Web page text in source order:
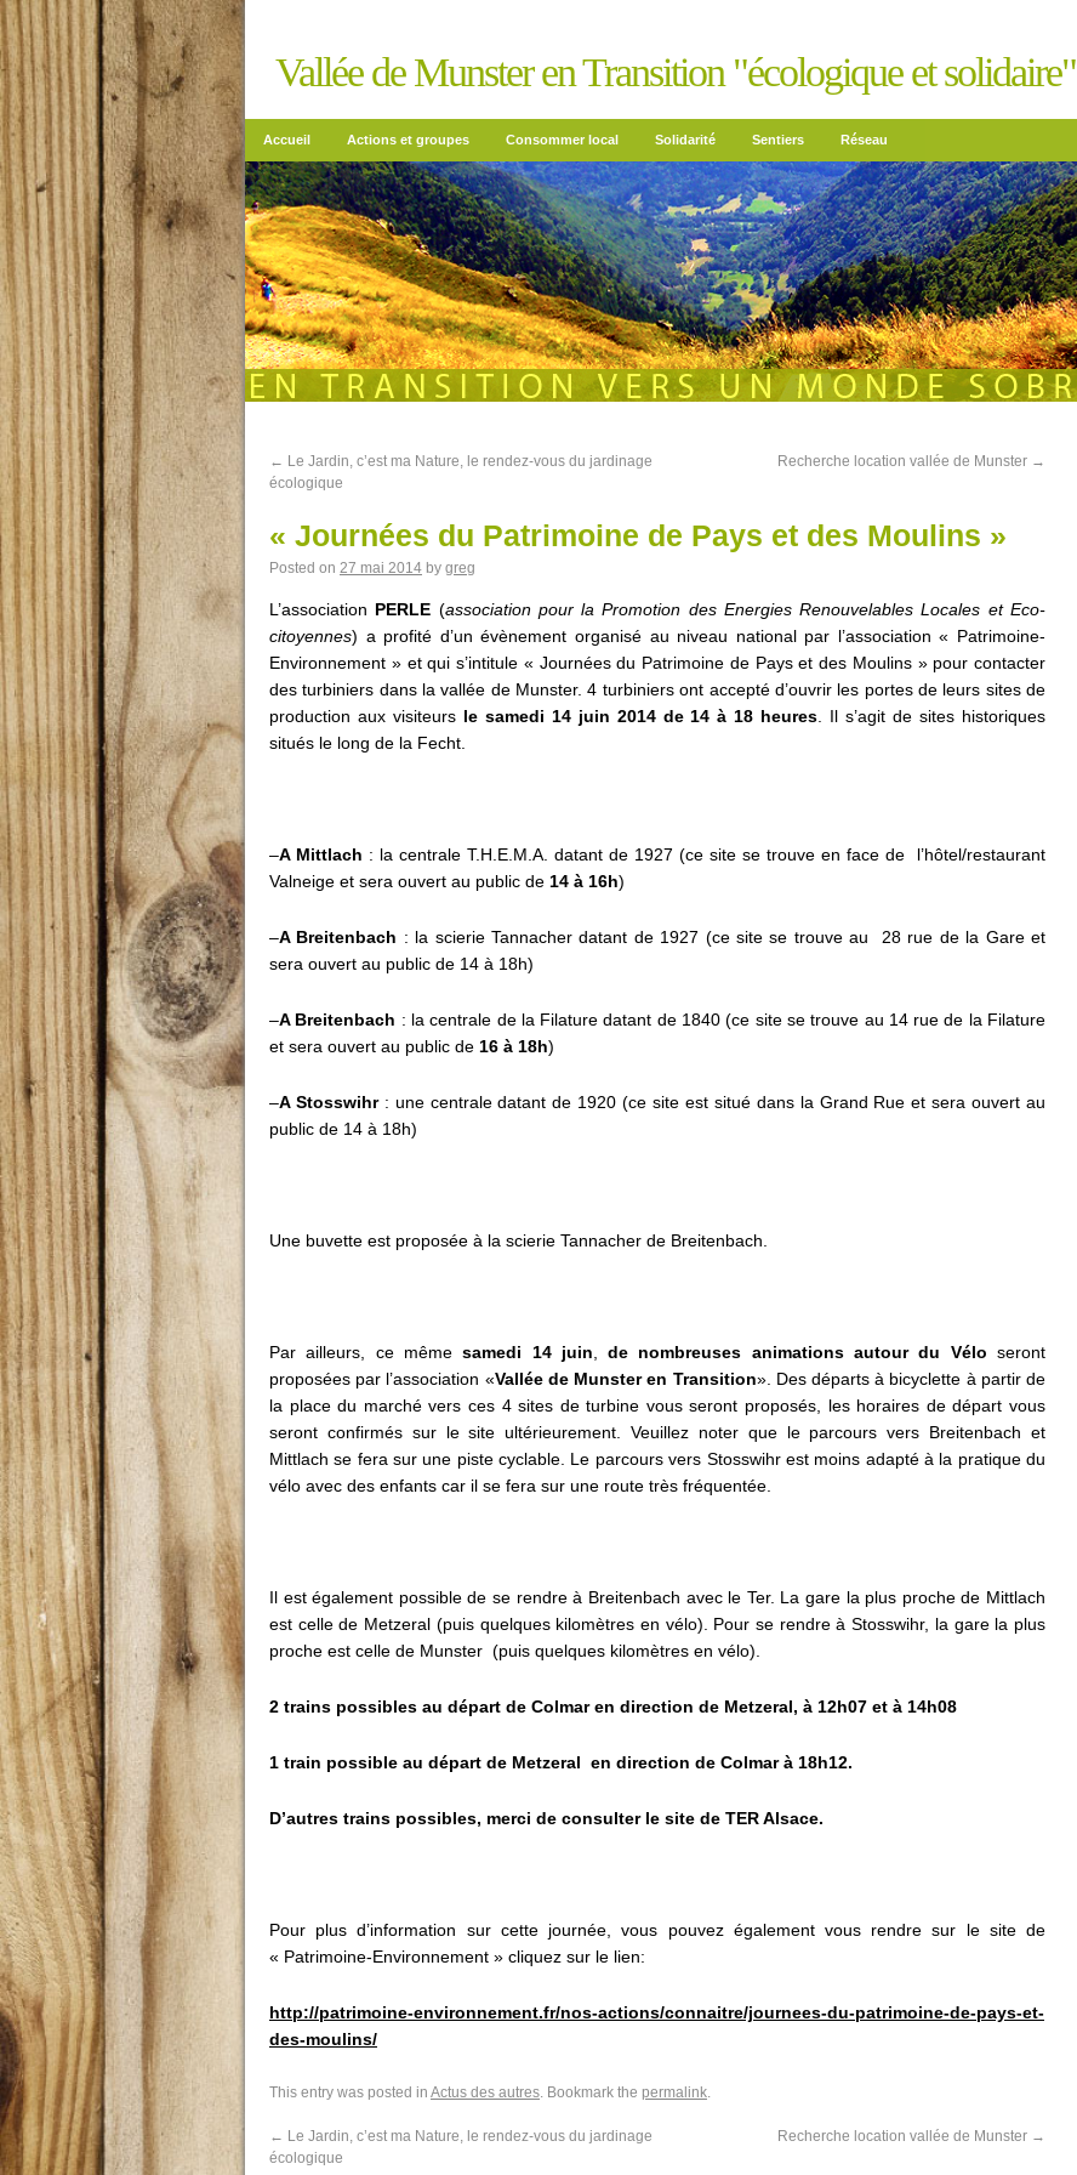
Vallée de Munster en Transition "écologique et solidaire"
Accueil Actions et groupes Consommer local Solidarité Sentiers Réseau
← Le Jardin, c’est ma Nature, le rendez-vous du jardinage
écologique
Recherche location vallée de Munster →
« Journées du Patrimoine de Pays et des Moulins »
Posted on 27 mai 2014 by greg
L’association PERLE (association pour la Promotion des Energies Renouvelables Locales et Eco-
citoyennes) a profité d’un évènement organisé au niveau national par l’association « Patrimoine-
Environnement » et qui s’intitule « Journées du Patrimoine de Pays et des Moulins » pour contacter
des turbiniers dans la vallée de Munster. 4 turbiniers ont accepté d’ouvrir les portes de leurs sites de
production aux visiteurs le samedi 14 juin 2014 de 14 à 18 heures . Il s’agit de sites historiques
situés le long de la Fecht.
–A Mittlach : la centrale T.H.E.M.A. datant de 1927 (ce site se trouve en face de l’hôtel/restaurant
Valneige et sera ouvert au public de 14 à 16h)
–A Breitenbach : la scierie Tannacher datant de 1927 (ce site se trouve au 28 rue de la Gare et
sera ouvert au public de 14 à 18h)
–A Breitenbach : la centrale de la Filature datant de 1840 (ce site se trouve au 14 rue de la Filature
et sera ouvert au public de 16 à 18h)
–A Stosswihr: une centrale datant de 1920 (ce site est situé dans la Grand Rue et sera ouvert au
public de 14 à 18h)
Une buvette est proposée à la scierie Tannacher de Breitenbach.
Par ailleurs, ce mêmesamedi 14 juin ,de nombreuses animations autour du Vélo seront
proposées par l’association «Vallée de Munster en Transition». Des départs à bicyclette à partir de
la place du marché vers ces 4 sites de turbine vous seront proposés, les horaires de départ vous
seront confirmés sur le site ultérieurement. Veuillez noter que le parcours vers Breitenbach et
Mittlach se fera sur une piste cyclable. Le parcours vers Stosswihr est moins adapté à la pratique du
vélo avec des enfants car il se fera sur une route très fréquentée.
Il est également possible de se rendre à Breitenbach avec le Ter. La gare la plus proche de Mittlach
est celle de Metzeral (puis quelques kilomètres en vélo). Pour se rendre à Stosswihr, la gare la plus
proche est celle de Munster (puis quelques kilomètres en vélo).
2 trains possibles au départ de Colmar en direction de Metzeral, à 12h07 et à 14h08
1 train possible au départ de Metzeral en direction de Colmar à 18h12.
D’autres trains possibles, merci de consulter le site de TER Alsace.
Pour plus d’information sur cette journée, vous pouvez également vous rendre sur le site de
« Patrimoine-Environnement » cliquez sur le lien:
http://patrimoine-environnement.fr/nos-actions/connaitre/journees-du-patrimoine-de-pays-et-
des-moulins/
This entry was posted in Actus des autres. Bookmark the permalink.
← Le Jardin, c’est ma Nature, le rendez-vous du jardinage
écologique
Recherche location vallée de Munster →